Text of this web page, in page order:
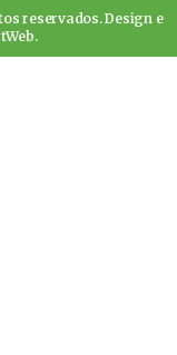
reservados. Design e
.